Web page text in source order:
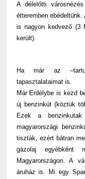
A délelőtti
étteremben
is nagyon kedvező (3
került).
Ha már az –
tapasztalataimat is.
Már Erdélybe is kezd
új benzinkút (köztük
Ezek a
magyarországi
tiszták, ezért bátran
gázolaj egyébként
Magyarországon. A
áruház is. Mi egy